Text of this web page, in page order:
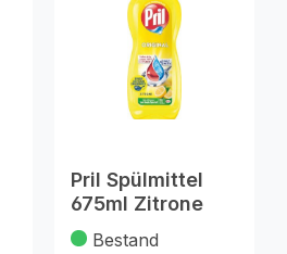
Pril Spülmittel
675ml Zitrone
Bestand